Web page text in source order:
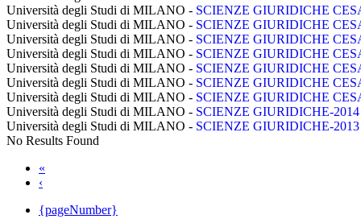
Università degli Studi di MILANO - SCIENZE GIURIDICHE
Università degli Studi di MILANO - SCIENZE GIURIDICHE
Università degli Studi di MILANO - SCIENZE GIURIDICHE
Università degli Studi di MILANO - SCIENZE GIURIDICHE
Università degli Studi di MILANO - SCIENZE GIURIDICHE
Università degli Studi di MILANO - SCIENZE GIURIDICHE
Università degli Studi di MILANO - SCIENZE GIURIDICHE
Università degli Studi di MILANO - SCIENZE GIURIDICHE-2014
Università degli Studi di MILANO - SCIENZE GIURIDICHE-2013
No Results Found
«
‹
{pageNumber}